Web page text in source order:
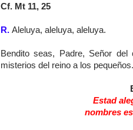
Cf. Mt 11, 25
R. Aleluya, aleluya, aleluya.
Bendito seas, Padre, Señor
misterios del reino a los pequeños.
Estad
nombres